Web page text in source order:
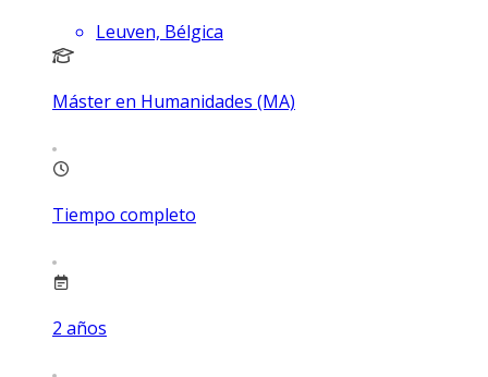
Leuven, Bélgica
Máster en Humanidades (MA)
Tiempo completo
2 años